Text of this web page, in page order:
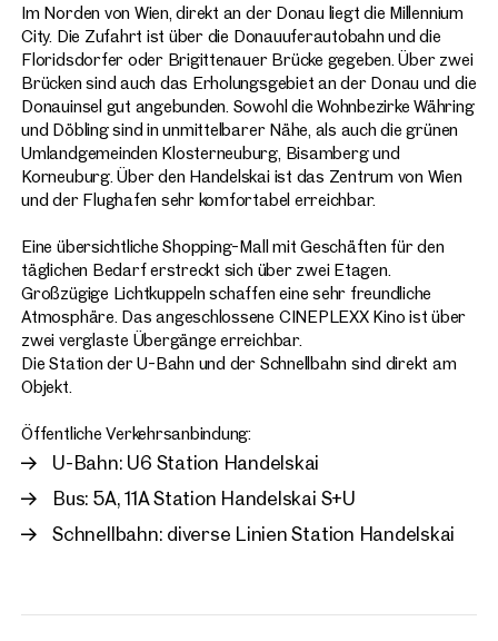
Im Norden von Wien, direkt an der Donau liegt die Millennium
City. Die Zufahrt ist über die Donauuferautobahn und die
Floridsdorfer oder Brigittenauer Brücke gegeben. Über zwei
Brücken sind auch das Erholungsgebiet an der Donau und die
Donauinsel gut angebunden. Sowohl die Wohnbezirke Währing
und Döbling sind in unmittelbarer Nähe, als auch die grünen
Umlandgemeinden Klosterneuburg, Bisamberg und
Korneuburg. Über den Handelskai ist das Zentrum von Wien
und der Flughafen sehr komfortabel erreichbar.
Eine übersichtliche Shopping-Mall mit Geschäften für den
täglichen Bedarf erstreckt sich über zwei Etagen.
Großzügige Lichtkuppeln schaffen eine sehr freundliche
Atmosphäre. Das angeschlossene CINEPLEXX Kino ist über
zwei verglaste Übergänge erreichbar.
Die Station der U-Bahn und der Schnellbahn sind direkt am
Objekt.
Öffentliche Verkehrsanbindung:
U-Bahn: U6 Station Handelskai
Bus: 5A, 11A Station Handelskai S+U
Schnellbahn: diverse Linien Station Handelskai